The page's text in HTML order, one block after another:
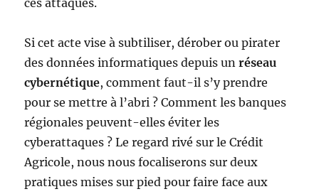
ces attaques.
Si cet acte vise à subtiliser, dérober ou pirater
des données informatiques depuis unréseau
cybernétique, comment faut-il s’y prendre
pour se mettre à l’abri ? Comment les banques
régionales peuvent-elles éviter les
cyberattaques ? Le regard rivé sur le Crédit
Agricole, nous nous focaliserons sur deux
pratiques mises sur pied pour faire face aux